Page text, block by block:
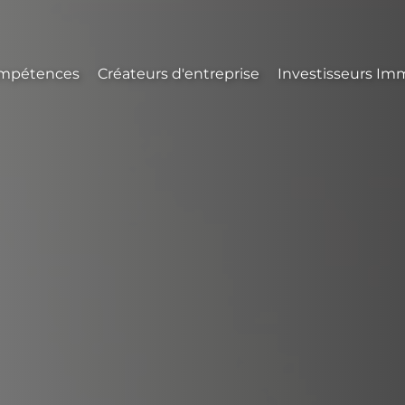
Créateurs d'entreprise Investisseurs